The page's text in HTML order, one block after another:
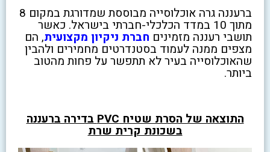
ברעננה גרה אוכלוסייה מבוססת שמדורגת במקום 8
מתוך 10 במדד הכלכלי-חברתי בישראל. כאשר
תושבי רעננה מזמינים חברת ניקיון מקצועית, הם
מצפים ממנה לעמוד בסטנדרטים מחמירים ולהבין
שהאוכלוסייה בעיר לא תתפשר על פחות מהטוב
ביותר.
התוצאה של הסרת שטיח PVC בדירה ברעננה
בשכונת קרית שרת